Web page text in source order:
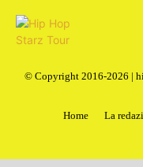
© Copyright 2016-2026 |
Home
La